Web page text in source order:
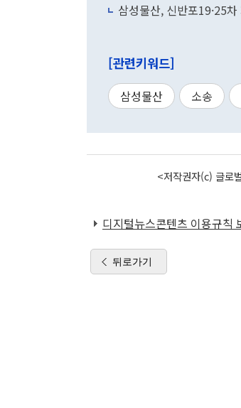
삼성물산, 신반포19·25
[관련키워드]
삼성물산 소송
<저작권자(c) 글로
디지털뉴스콘텐츠 이용규칙
뒤로가기